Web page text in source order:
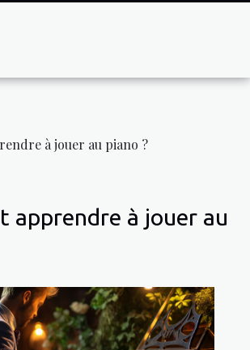
à jouer au piano ?
apprendre à jouer au